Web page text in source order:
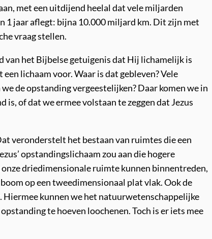
met een uitdijend heelal dat vele miljarden
1 jaar aflegt: bijna 10.000 miljard km. Dit zijn met
vraag stellen.
van het Bijbelse getuigenis dat Hij lichamelijk is
lichaam voor. Waar is dat gebleven? Vele
de opstanding vergeestelijken? Daar komen we in
is, of dat we ermee volstaan te zeggen dat Jezus
veronderstelt het bestaan van ruimtes die een
opstandingslichaam zou aan die hogere
driedimensionale ruimte kunnen binnentreden,
op een tweedimensionaal plat vlak. Ook de
kunnen we het natuurwetenschappelijke
te hoeven loochenen. Toch is er iets mee